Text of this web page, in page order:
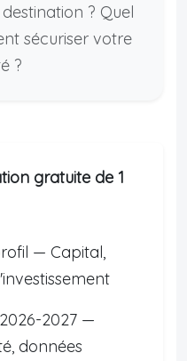
? Quel
sécuriser votre
?
gratuite de 1
— Capital,
2027 —
données